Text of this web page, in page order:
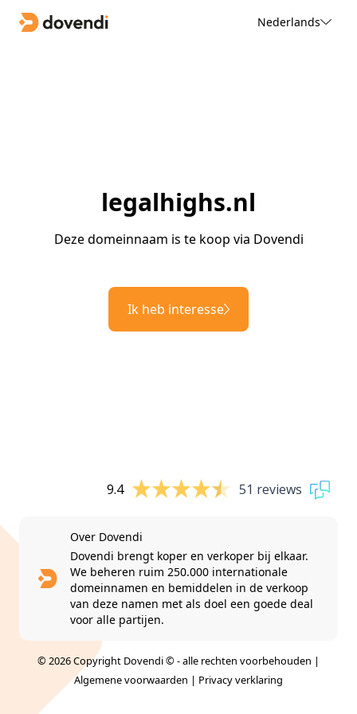
Nederlands
legalhighs.nl
Deze domeinnaam is te koop via Dovendi
Ik heb interesse
9.4 51 reviews
Over Dovendi
Dovendi brengt koper en verkoper bij elkaar.
We beheren ruim 250.000 internationale
domeinnamen en bemiddelen in de verkoop
van deze namen met als doel een goede deal
voor alle partijen.
© 2026 Copyright Dovendi © - alle rechten voorbehouden |
Algemene voorwaarden | Privacy verklaring